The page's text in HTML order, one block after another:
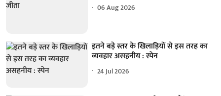
06 Aug 2026
इतने बड़े स्तर के खिलाड़ियों से इस तरह का
व्यवहार असहनीय : स्पेन
24 Jul 2026